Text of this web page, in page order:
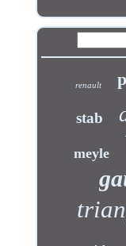
renault
stab
meyle